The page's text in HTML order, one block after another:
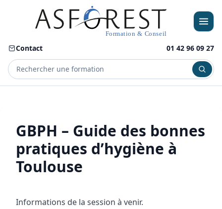
Contact 01 42 96 09 27
GBPH – Guide des bonnes
pratiques d’hygiène à
Toulouse
Informations de la session à venir.